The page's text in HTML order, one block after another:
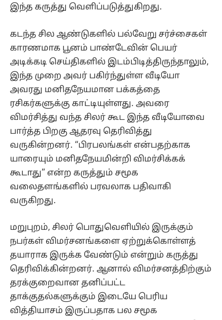
இந்த கருத்து வெளிப்படுத்துகிறது.
கடந்த சில ஆண்டுகளில் பல்வேறு சர்ச்சைகள்
காரணமாக பூனம் பாண்டேவின் பெயர்
அடிக்கடி செய்திகளில் இடம்பிடித்திருந்தாலும்,
இந்த முறை அவர் பகிர்ந்துள்ள வீடியோ
அவரது மனிதநேயமான பக்கத்தை
ரசிகர்களுக்கு காட்டியுள்ளது. அவரை
விமர்சித்து வந்த சிலர் கூட இந்த வீடியோவை
பார்த்த பிறகு ஆதரவு தெரிவித்து
வருகின்றனர். “பிரபலங்கள் என்பதற்காக
யாரையும் மனிதநேயமின்றி விமர்சிக்கக்
கூடாது” என்ற கருத்தும் சமூக
வலைதளங்களில் பரவலாக பதிவாகி
வருகிறது.
மறுபுறம், சிலர் பொதுவெளியில் இருக்கும்
நபர்கள் விமர்சனங்களை ஏற்றுக்கொள்ளத்
தயாராக இருக்க வேண்டும் என்றும் கருத்து
தெரிவிக்கின்றனர். ஆனால் விமர்சனத்திற்கும்
தரக்குறைவான தனிப்பட்ட
தாக்குதல்களுக்கும் இடையே பெரிய
வித்தியாசம் இருப்பதாக பல சமூக